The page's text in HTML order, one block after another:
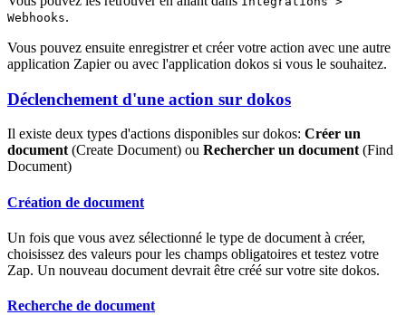
Webhooks.
Vous pouvez ensuite enregistrer et créer votre action avec une autre
application Zapier ou avec l'application dokos si vous le souhaitez.
Déclenchement d'une action sur dokos
Il existe deux types d'actions disponibles sur dokos: Créer un
document (Create Document) ou Rechercher un document (Find
Document)
Création de document
Un fois que vous avez sélectionné le type de document à créer,
choisissez des valeurs pour les champs obligatoires et testez votre
Zap. Un nouveau document devrait être créé sur votre site dokos.
Recherche de document